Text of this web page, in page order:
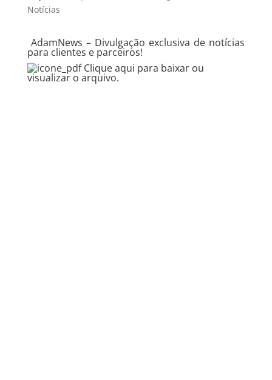
Notícias
AdamNews – Divulgação exclusiva de notícias
para clientes e parceiros!
Clique aqui para baixar ou
visualizar o arquivo.